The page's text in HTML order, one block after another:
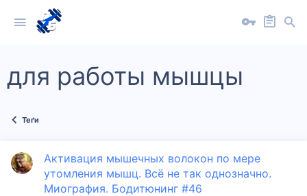
для работы мышцы
Теґи
Активация мышечных волокон по мере
утомления мышц. Всё не так однозначно.
Миография. Бодитюнинг #46